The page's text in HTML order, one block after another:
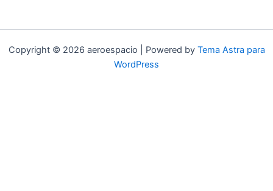
Copyright © 2026 aeroespacio | Powered by Tema Astra para
WordPress